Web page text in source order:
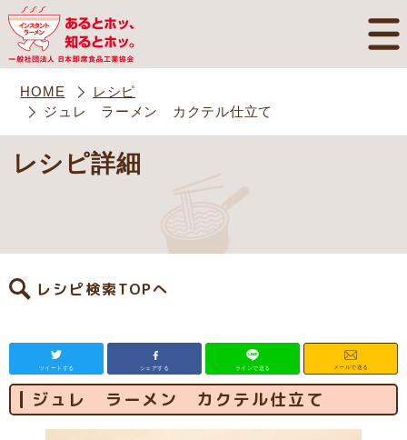
HOME
レシピ
ジュレ ラーメン カクテル仕立て
レシピ詳細
レシピ検索TOPへ
ツイートする シェアする ラインで送る メールで送る
ジュレ ラーメン カクテル仕立て